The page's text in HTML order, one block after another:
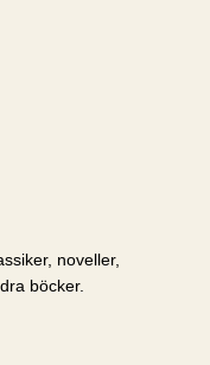
noveller,
böcker.